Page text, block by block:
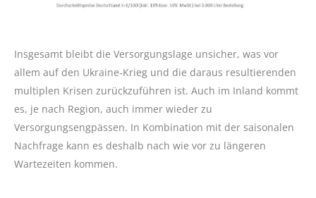
Insgesamt bleibt die Versorgungslage unsicher, was vor
allem auf den Ukraine-Krieg und die daraus resultierenden
multiplen Krisen zurückzuführen ist. Auch im Inland kommt
es, je nach Region, auch immer wieder zu
Versorgungsengpässen. In Kombination mit der saisonalen
Nachfrage kann es deshalb nach wie vor zu längeren
Wartezeiten kommen.